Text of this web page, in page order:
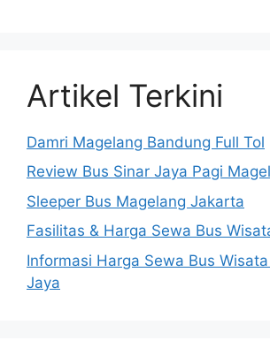
Artikel Terkini
Damri Magelang Bandung Full Tol
Review Bus Sinar Jaya Pagi
Sleeper Bus Magelang Jakarta
Fasilitas & Harga Sewa Bus
Informasi Harga Sewa Bus
Jaya